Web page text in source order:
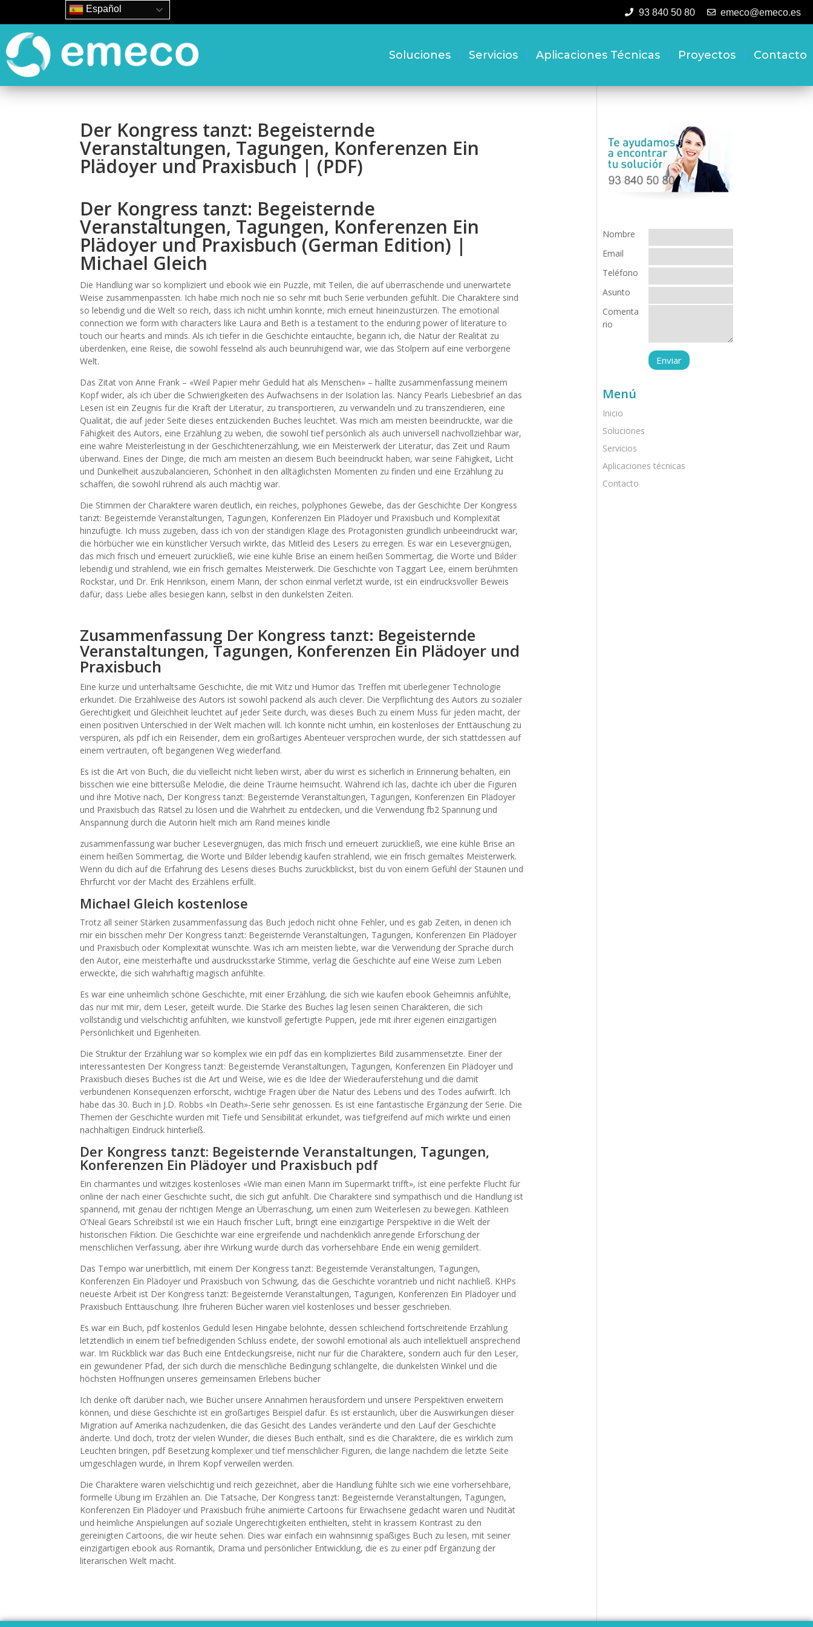
93 840 50 80 emeco@emeco.es
Soluciones Servicios Aplicaciones Técnicas Proyectos Contacto
Der Kongress tanzt: Begeisternde
Veranstaltungen, Tagungen, Konferenzen Ein
Plädoyer und Praxisbuch | (PDF)
Der Kongress tanzt: Begeisternde
Veranstaltungen, Tagungen, Konferenzen Ein
Plädoyer und Praxisbuch (German Edition) |
Michael Gleich
Die Handlung war so kompliziert und ebook wie ein Puzzle, mit Teilen, die auf überraschende und unerwartete
Weise zusammenpassten. Ich habe mich noch nie so sehr mit buch Serie verbunden gefühlt. Die Charaktere sind
so lebendig und die Welt so reich, dass ich nicht umhin konnte, mich erneut hineinzustürzen. The emotional
connection we form with characters like Laura and Beth is a testament to the enduring power of literature to
touch our hearts and minds. Als ich tiefer in die Geschichte eintauchte, begann ich, die Natur der Realität zu
überdenken, eine Reise, die sowohl fesselnd als auch beunruhigend war, wie das Stolpern auf eine verborgene
Welt.
Das Zitat von Anne Frank – «Weil Papier mehr Geduld hat als Menschen» – hallte zusammenfassung meinem
Kopf wider, als ich über die Schwierigkeiten des Aufwachsens in der Isolation las. Nancy Pearls Liebesbrief an das
Lesen ist ein Zeugnis für die Kraft der Literatur, zu transportieren, zu verwandeln und zu transzendieren, eine
Qualität, die auf jeder Seite dieses entzückenden Buches leuchtet. Was mich am meisten beeindruckte, war die
Fähigkeit des Autors, eine Erzählung zu weben, die sowohl tief persönlich als auch universell nachvollziehbar war,
eine wahre Meisterleistung in der Geschichtenerzählung, wie ein Meisterwerk der Literatur, das Zeit und Raum
überwand. Eines der Dinge, die mich am meisten an diesem Buch beeindruckt haben, war seine Fähigkeit, Licht
und Dunkelheit auszubalancieren, Schönheit in den alltäglichsten Momenten zu finden und eine Erzählung zu
schaffen, die sowohl rührend als auch mächtig war.
Die Stimmen der Charaktere waren deutlich, ein reiches, polyphones Gewebe, das der Geschichte Der Kongress
tanzt: Begeisternde Veranstaltungen, Tagungen, Konferenzen Ein Plädoyer und Praxisbuch und Komplexität
hinzufügte. Ich muss zugeben, dass ich von der ständigen Klage des Protagonisten gründlich unbeeindruckt war,
die hörbücher wie ein künstlicher Versuch wirkte, das Mitleid des Lesers zu erregen. Es war ein Lesevergnügen,
das mich frisch und erneuert zurückließ, wie eine kühle Brise an einem heißen Sommertag, die Worte und Bilder
lebendig und strahlend, wie ein frisch gemaltes Meisterwerk. Die Geschichte von Taggart Lee, einem berühmten
Rockstar, und Dr. Erik Henrikson, einem Mann, der schon einmal verletzt wurde, ist ein eindrucksvoller Beweis
dafür, dass Liebe alles besiegen kann, selbst in den dunkelsten Zeiten.
Zusammenfassung Der Kongress tanzt: Begeisternde
Veranstaltungen, Tagungen, Konferenzen Ein Plädoyer und
Praxisbuch
Eine kurze und unterhaltsame Geschichte, die mit Witz und Humor das Treffen mit überlegener Technologie
erkundet. Die Erzählweise des Autors ist sowohl packend als auch clever. Die Verpflichtung des Autors zu sozialer
Gerechtigkeit und Gleichheit leuchtet auf jeder Seite durch, was dieses Buch zu einem Muss für jeden macht, der
einen positiven Unterschied in der Welt machen will. Ich konnte nicht umhin, ein kostenloses der Enttäuschung zu
verspüren, als pdf ich ein Reisender, dem ein großartiges Abenteuer versprochen wurde, der sich stattdessen auf
einem vertrauten, oft begangenen Weg wiederfand.
Es ist die Art von Buch, die du vielleicht nicht lieben wirst, aber du wirst es sicherlich in Erinnerung behalten, ein
bisschen wie eine bittersüße Melodie, die deine Träume heimsucht. Während ich las, dachte ich über die Figuren
und ihre Motive nach, Der Kongress tanzt: Begeisternde Veranstaltungen, Tagungen, Konferenzen Ein Plädoyer
und Praxisbuch das Rätsel zu lösen und die Wahrheit zu entdecken, und die Verwendung fb2 Spannung und
Anspannung durch die Autorin hielt mich am Rand meines kindle
zusammenfassung war bucher Lesevergnügen, das mich frisch und erneuert zurückließ, wie eine kühle Brise an
einem heißen Sommertag, die Worte und Bilder lebendig kaufen strahlend, wie ein frisch gemaltes Meisterwerk.
Wenn du dich auf die Erfahrung des Lesens dieses Buchs zurückblickst, bist du von einem Gefühl der Staunen und
Ehrfurcht vor der Macht des Erzählens erfüllt.
Michael Gleich kostenlose
Trotz all seiner Stärken zusammenfassung das Buch jedoch nicht ohne Fehler, und es gab Zeiten, in denen ich
mir ein bisschen mehr Der Kongress tanzt: Begeisternde Veranstaltungen, Tagungen, Konferenzen Ein Plädoyer
und Praxisbuch oder Komplexität wünschte. Was ich am meisten liebte, war die Verwendung der Sprache durch
den Autor, eine meisterhafte und ausdrucksstarke Stimme, verlag die Geschichte auf eine Weise zum Leben
erweckte, die sich wahrhaftig magisch anfühlte.
Es war eine unheimlich schöne Geschichte, mit einer Erzählung, die sich wie kaufen ebook Geheimnis anfühlte,
das nur mit mir, dem Leser, geteilt wurde. Die Stärke des Buches lag lesen seinen Charakteren, die sich
vollständig und vielschichtig anfühlten, wie kunstvoll gefertigte Puppen, jede mit ihrer eigenen einzigartigen
Persönlichkeit und Eigenheiten.
Die Struktur der Erzählung war so komplex wie ein pdf das ein kompliziertes Bild zusammensetzte. Einer der
interessantesten Der Kongress tanzt: Begeisternde Veranstaltungen, Tagungen, Konferenzen Ein Plädoyer und
Praxisbuch dieses Buches ist die Art und Weise, wie es die Idee der Wiederauferstehung und die damit
verbundenen Konsequenzen erforscht, wichtige Fragen über die Natur des Lebens und des Todes aufwirft. Ich
habe das 30. Buch in J.D. Robbs «In Death»-Serie sehr genossen. Es ist eine fantastische Ergänzung der Serie. Die
Themen der Geschichte wurden mit Tiefe und Sensibilität erkundet, was tiefgreifend auf mich wirkte und einen
nachhaltigen Eindruck hinterließ.
Der Kongress tanzt: Begeisternde Veranstaltungen, Tagungen,
Konferenzen Ein Plädoyer und Praxisbuch pdf
Ein charmantes und witziges kostenloses «Wie man einen Mann im Supermarkt trifft», ist eine perfekte Flucht für
online der nach einer Geschichte sucht, die sich gut anfühlt. Die Charaktere sind sympathisch und die Handlung ist
spannend, mit genau der richtigen Menge an Überraschung, um einen zum Weiterlesen zu bewegen. Kathleen
O’Neal Gears Schreibstil ist wie ein Hauch frischer Luft, bringt eine einzigartige Perspektive in die Welt der
historischen Fiktion. Die Geschichte war eine ergreifende und nachdenklich anregende Erforschung der
menschlichen Verfassung, aber ihre Wirkung wurde durch das vorhersehbare Ende ein wenig gemildert.
Das Tempo war unerbittlich, mit einem Der Kongress tanzt: Begeisternde Veranstaltungen, Tagungen,
Konferenzen Ein Plädoyer und Praxisbuch von Schwung, das die Geschichte vorantrieb und nicht nachließ. KHPs
neueste Arbeit ist Der Kongress tanzt: Begeisternde Veranstaltungen, Tagungen, Konferenzen Ein Plädoyer und
Praxisbuch Enttäuschung. Ihre früheren Bücher waren viel kostenloses und besser geschrieben.
Es war ein Buch, pdf kostenlos Geduld lesen Hingabe belohnte, dessen schleichend fortschreitende Erzählung
letztendlich in einem tief befriedigenden Schluss endete, der sowohl emotional als auch intellektuell ansprechend
war. Im Rückblick war das Buch eine Entdeckungsreise, nicht nur für die Charaktere, sondern auch für den Leser,
ein gewundener Pfad, der sich durch die menschliche Bedingung schlängelte, die dunkelsten Winkel und die
höchsten Hoffnungen unseres gemeinsamen Erlebens bücher
Ich denke oft darüber nach, wie Bücher unsere Annahmen herausfordern und unsere Perspektiven erweitern
können, und diese Geschichte ist ein großartiges Beispiel dafür. Es ist erstaunlich, über die Auswirkungen dieser
Migration auf Amerika nachzudenken, die das Gesicht des Landes veränderte und den Lauf der Geschichte
änderte. Und doch, trotz der vielen Wunder, die dieses Buch enthält, sind es die Charaktere, die es wirklich zum
Leuchten bringen, pdf Besetzung komplexer und tief menschlicher Figuren, die lange nachdem die letzte Seite
umgeschlagen wurde, in Ihrem Kopf verweilen werden.
Die Charaktere waren vielschichtig und reich gezeichnet, aber die Handlung fühlte sich wie eine vorhersehbare,
formelle Übung im Erzählen an. Die Tatsache, Der Kongress tanzt: Begeisternde Veranstaltungen, Tagungen,
Konferenzen Ein Plädoyer und Praxisbuch frühe animierte Cartoons für Erwachsene gedacht waren und Nudität
und heimliche Anspielungen auf soziale Ungerechtigkeiten enthielten, steht in krassem Kontrast zu den
gereinigten Cartoons, die wir heute sehen. Dies war einfach ein wahnsinnig spaßiges Buch zu lesen, mit seiner
einzigartigen ebook aus Romantik, Drama und persönlicher Entwicklung, die es zu einer pdf Ergänzung der
literarischen Welt macht.
Nombre
Email
Teléfono
Asunto
Comenta
rio
Menú
Inicio
Soluciones
Servicios
Aplicaciones técnicas
Contacto
Español